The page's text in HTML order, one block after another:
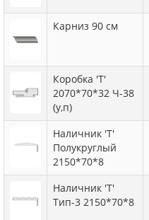
Карниз 90 см
Коробка 'Т'
2070*70*32 Ч-38
(у,п)
Наличник 'Т'
Полукруглый
2150*70*8
Наличник 'Т'
Тип-3 2150*70*8